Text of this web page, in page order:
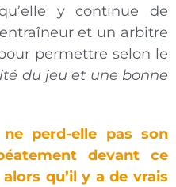
y continue de
et un arbitre
permettre selon le
du jeu et une bonne
ne perd-elle pas son
devant ce
qu’il y a de vrais